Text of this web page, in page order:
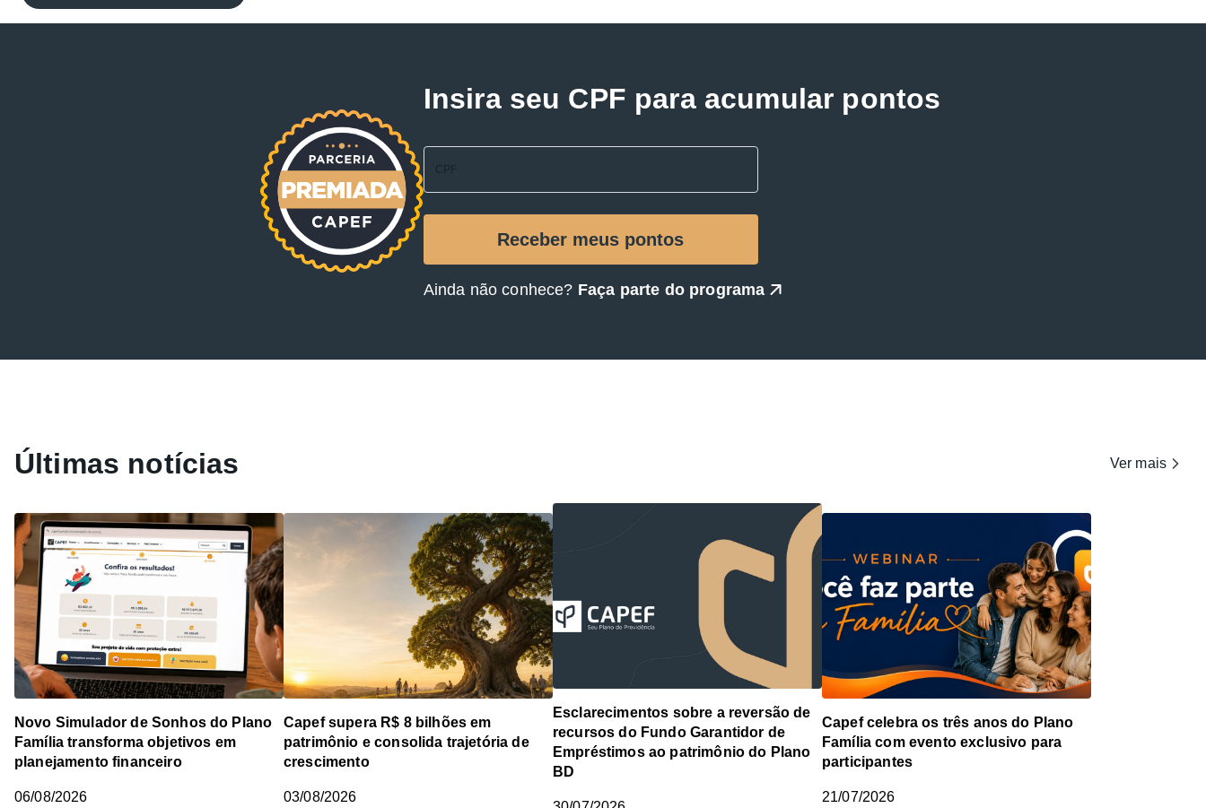
Insira seu CPF para acumular pontos
Ainda não conhece? Faça parte do programa
Últimas notícias Ver mais
Novo Simulador de Sonhos do Plano
Família transforma objetivos em
planejamento financeiro
06/08/2026
Capef supera R$ 8 bilhões em
patrimônio e consolida trajetória de
crescimento
03/08/2026
Esclarecimentos sobre a reversão de
recursos do Fundo Garantidor de
Empréstimos ao patrimônio do Plano
BD
Capef celebra os três anos do Plano
Família com evento exclusivo para
participantes
21/07/2026